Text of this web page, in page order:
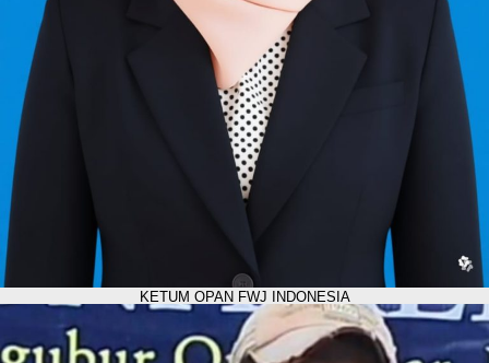
KETUM OPAN FWJ INDONESIA